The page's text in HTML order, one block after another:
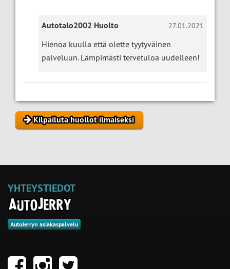
27.01.2021
Autotalo2002 Huolto
Hienoa kuulla että olette tyytyväinen
palveluun. Lämpimästi tervetuloa uudelleen!
Kilpailuta huollot ilmaiseksi
YHTEYSTIEDOT
AutoJerryn asiakaspalvelu